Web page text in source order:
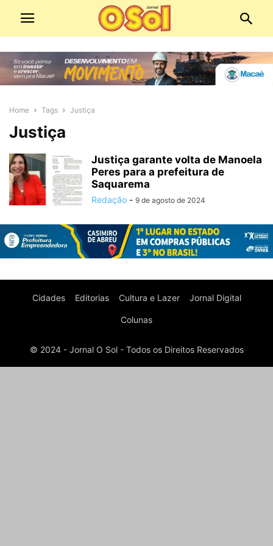
Home Tags Justiça
Justiça
Justiça garante volta de Manoela
Peres para a prefeitura de
Saquarema
Redação - 9 de agosto de 2024
Cidades Editorias Cultura e Lazer Jornal Digital
Colunas
© 2024 - Jornal O Sol - Todos os Direitos Reservados